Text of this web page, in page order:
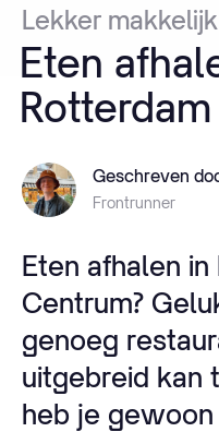
Lekker makkelijk
Eten
Rotterdam
Geschreven
Frontrunner
Eten afhalen
Centrum?
genoeg
uitgebreid kan
heb je gewoon